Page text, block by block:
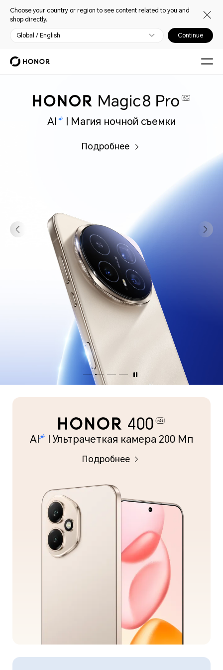
Choose your country or region to see content related to you and
shop directly.
Global / English Continue
AI | Магия ночной съемки
Подробнее
AI | Ультрачеткая камера 200 Мп
Подробнее